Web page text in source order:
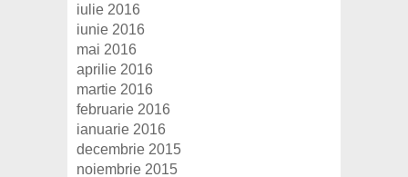
iulie 2016
iunie 2016
mai 2016
aprilie 2016
martie 2016
februarie 2016
ianuarie 2016
decembrie 2015
noiembrie 2015